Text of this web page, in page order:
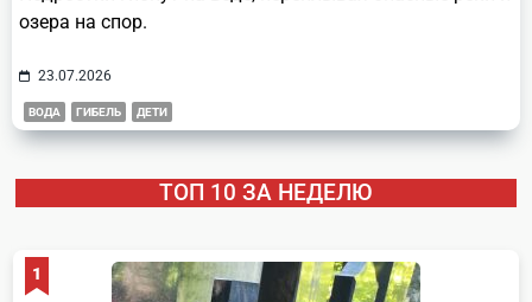
озера на спор.
23.07.2026
ВОДА ГИБЕЛЬ ДЕТИ
ТОП 10 ЗА НЕДЕЛЮ